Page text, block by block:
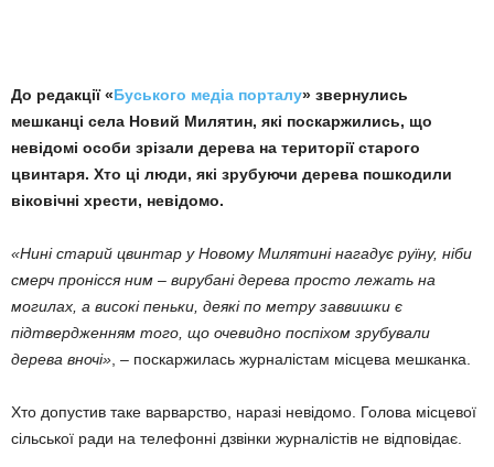
До редакції «Буського медіа порталу» звернулись
мешканці села Новий Милятин, які поскаржились, що
невідомі особи зрізали дерева на території старого
цвинтаря. Хто ці люди, які зрубуючи дерева пошкодили
віковічні хрести, невідомо.
«Нині старий цвинтар у Новому Милятині нагадує руїну, ніби
смерч пронісся ним – вирубані дерева просто лежать на
могилах, а високі пеньки, деякі по метру заввишки є
підтвердженням того, що очевидно поспіхом зрубували
дерева вночі» , – поскаржилась журналістам місцева мешканка.
Хто допустив таке варварство, наразі невідомо. Голова місцевої
сільської ради на телефонні дзвінки журналістів не відповідає.